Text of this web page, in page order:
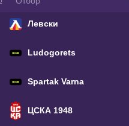
Левски
Ludogorets
Spartak Varna
ЦСКА 1948